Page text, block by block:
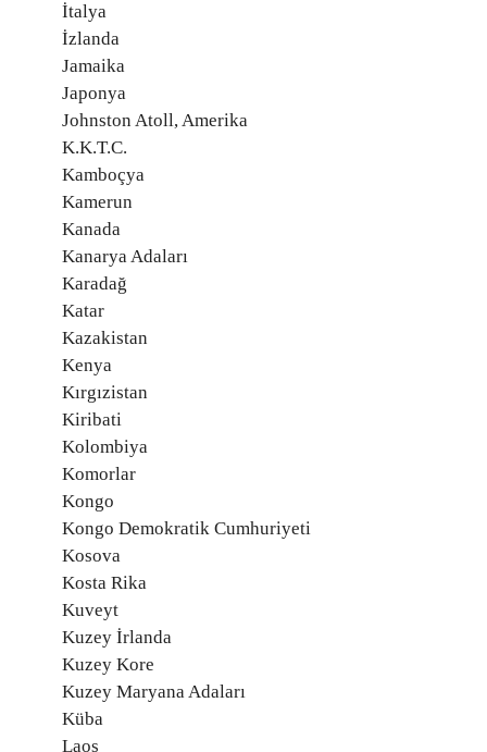
İtalya
İzlanda
Jamaika
Japonya
Johnston Atoll, Amerika
K.K.T.C.
Kamboçya
Kamerun
Kanada
Kanarya Adaları
Karadağ
Katar
Kazakistan
Kenya
Kırgızistan
Kiribati
Kolombiya
Komorlar
Kongo
Kongo Demokratik Cumhuriyeti
Kosova
Kosta Rika
Kuveyt
Kuzey İrlanda
Kuzey Kore
Kuzey Maryana Adaları
Küba
Laos